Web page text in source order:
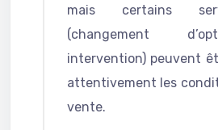
mais certains
(changement
intervention) peuvent
attentivement les
vente.